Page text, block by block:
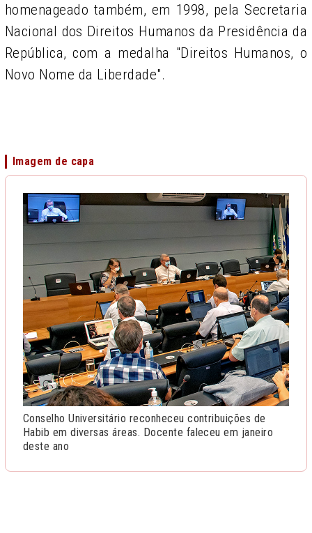
homenageado também, em 1998, pela Secretaria
Nacional dos Direitos Humanos da Presidência da
República, com a medalha "Direitos Humanos, o
Novo Nome da Liberdade".
Imagem de capa
Conselho Universitário reconheceu contribuições de
Habib em diversas áreas. Docente faleceu em janeiro
deste ano